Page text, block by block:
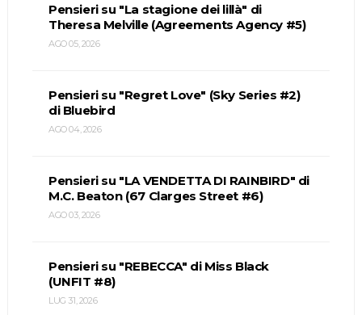
Pensieri su "La stagione dei lillà" di
Theresa Melville (Agreements Agency #5)
AGO 05, 2026
Pensieri su "Regret Love" (Sky Series #2)
di Bluebird
AGO 04, 2026
Pensieri su "LA VENDETTA DI RAINBIRD" di
M.C. Beaton (67 Clarges Street #6)
AGO 03, 2026
Pensieri su "REBECCA" di Miss Black
(UNFIT #8)
LUG 31, 2026